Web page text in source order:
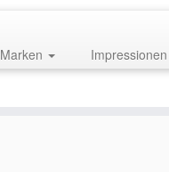
Marken Impressionen